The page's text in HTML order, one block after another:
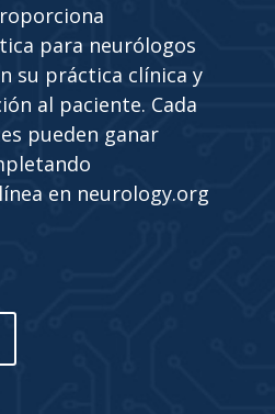
para neurólogos
su práctica clínica y
al paciente. Cada
pueden ganar
en neurology.org